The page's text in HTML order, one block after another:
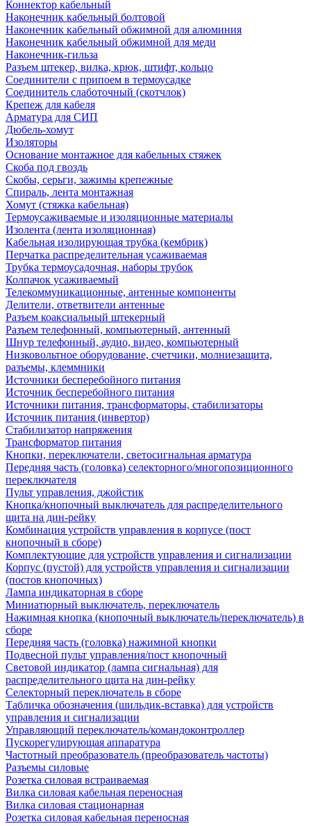
Коннектор кабельный
Наконечник кабельный болтовой
Наконечник кабельный обжимной для алюминия
Наконечник кабельный обжимной для меди
Наконечник-гильза
Разъем штекер, вилка, крюк, штифт, кольцо
Соединители с припоем в термоусадке
Соединитель слаботочный (скотчлок)
Крепеж для кабеля
Арматура для СИП
Дюбель-хомут
Изоляторы
Основание монтажное для кабельных стяжек
Скоба под гвоздь
Скобы, серьги, зажимы крепежные
Спираль, лента монтажная
Хомут (стяжка кабельная)
Термоусаживаемые и изоляционные материалы
Изолента (лента изоляционная)
Кабельная изолирующая трубка (кембрик)
Перчатка распределительная усаживаемая
Трубка термоусадочная, наборы трубок
Колпачок усаживаемый
Телекоммуникационные, антенные компоненты
Делители, ответвители антенные
Разъем коаксиальный штекерный
Разъем телефонный, компьютерный, антенный
Шнур телефонный, аудио, видео, компьютерный
Низковольтное оборудование, счетчики, молниезащита,
разъемы, клеммники
Источники бесперебойного питания
Источник бесперебойного питания
Источники питания, трансформаторы, стабилизаторы
Источник питания (инвертор)
Стабилизатор напряжения
Трансформатор питания
Кнопки, переключатели, светосигнальная арматура
Передняя часть (головка) селекторного/многопозиционного
переключателя
Пульт управления, джойстик
Кнопка/кнопочный выключатель для распределительного
щита на дин-рейку
Комбинация устройств управления в корпусе (пост
кнопочный в сборе)
Комплектующие для устройств управления и сигнализации
Корпус (пустой) для устройств управления и сигнализации
(постов кнопочных)
Лампа индикаторная в сборе
Миниатюрный выключатель, переключатель
Нажимная кнопка (кнопочный выключатель/переключатель) в
сборе
Передняя часть (головка) нажимной кнопки
Подвесной пульт управления/пост кнопочный
Световой индикатор (лампа сигнальная) для
распределительного щита на дин-рейку
Селекторный переключатель в сборе
Табличка обозначения (шильдик-вставка) для устройств
управления и сигнализации
Управляющий переключатель/командоконтроллер
Пускорегулирующая аппаратура
Частотный преобразователь (преобразователь частоты)
Разъемы силовые
Розетка силовая встраиваемая
Вилка силовая кабельная переносная
Вилка силовая стационарная
Розетка силовая кабельная переносная